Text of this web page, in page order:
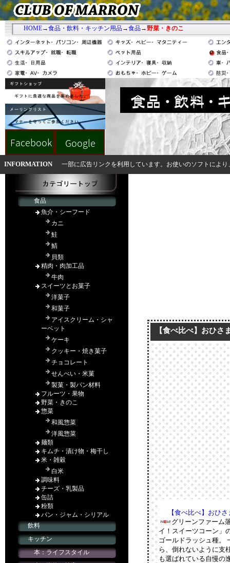
HOME→食品・飲料・キッチン用品→食品→野菜・きのこ
INFORMATION 一部に広告リンクを利用しています。お使いのソフトによ
【食べ比べ】おひ
【食べ比べ】おひ
グリーンファーム
イ！スイーツコーン」
ゴールドラッシュ種。
ら、倒れないように支
も選ばれている自慢の